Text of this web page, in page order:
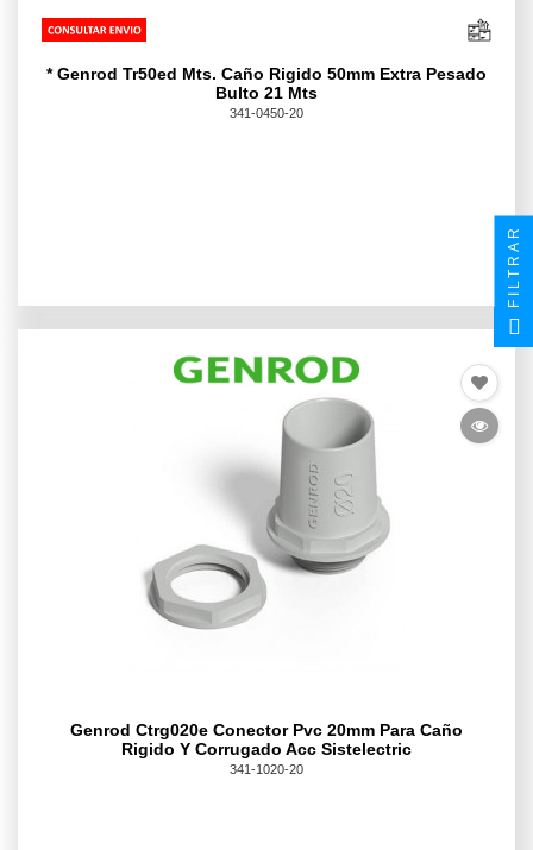
* Genrod Tr50ed Mts. Caño Rigido 50mm Extra Pesado
Bulto 21 Mts
341-0450-20
Genrod Ctrg020e Conector Pvc 20mm Para Caño
Rigido Y Corrugado Acc Sistelectric
341-1020-20
FILTRAR